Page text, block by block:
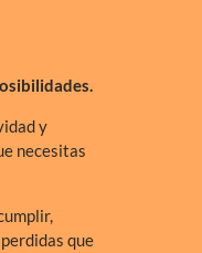
y
necesitas
que